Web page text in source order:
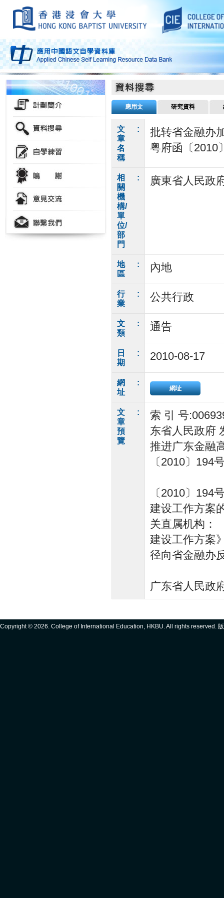
應用文 研究資料
文
章
名
稱
:
批转省金融办
粤府函〔2010
相
關
機
構/
單
位/
部
門
: 廣東省人民政
地
區
: 內地
行
業
: 公共行政
文
類
: 通告
日
期
: 2010-08-17
網
址
:
網址
文
章
預
覽
:
索 引 号
东省人民政府
推进广东金融
〔2010〕
〔2010〕
建设工作方
关直属机构
建设工作方案
径向省金融办
广东
Copyright © 2026. College of International Education, HKBU. All rights reserved.